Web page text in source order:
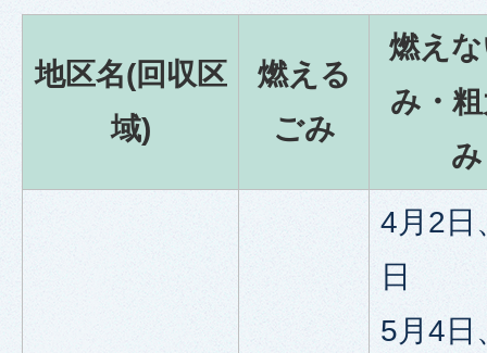
地区名(回収区
域)
燃える
ごみ
燃え
み・
み
4月2日
日
5月4日